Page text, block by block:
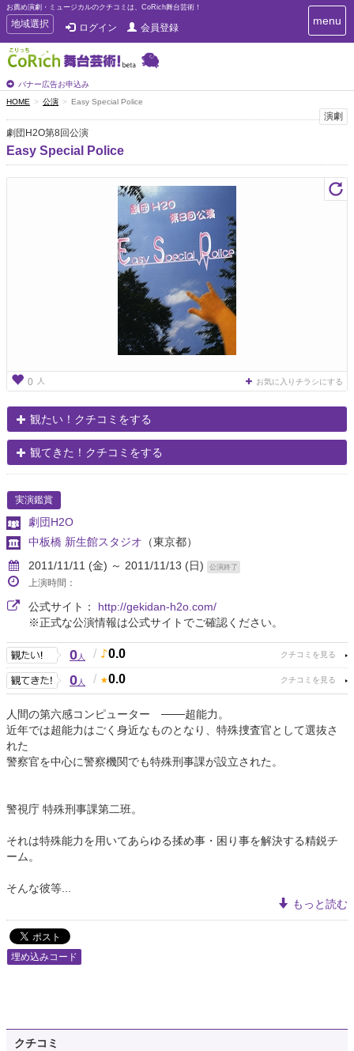
お薦め演劇・ミュージカルのクチコミは、CoRich舞台芸術！
T
o
g
g
e
n
a
v
i
g
地域選択 ログイン 会員登録
バナー広告お申込み
T
o
i
g
menu
HOME 公演 Easy Special Police
演劇
劇団H2O第8回公演
Easy Special Police
0 人 お気に入りチラシにする
観たい！クチコミをする
観てきた！クチコミをする
実演鑑賞
劇団H2O
中板橋 新生館スタジオ （東京都）
2011/11/11 (金) ～ 2011/11/13 (日)
公演終了
上演時間：
公式サイト： http://gekidan-h2o.com/
※正式な公演情報は公式サイトでご確認ください。
0人 / 0.0
0人 / 0.0
人間の第六感コンピューター ───超能力。
近年では超能力はごく身近なものとなり、特殊捜査官として選抜さ
れた
警察官を中心に警察機関でも特殊刑事課が設立された。
警視庁 特殊刑事課第二班。
それは特殊能力を用いてあらゆる揉め事・困り事を解決する精鋭チ
ーム。
そんな彼等...
もっと読む
埋め込みコード
クチコミ